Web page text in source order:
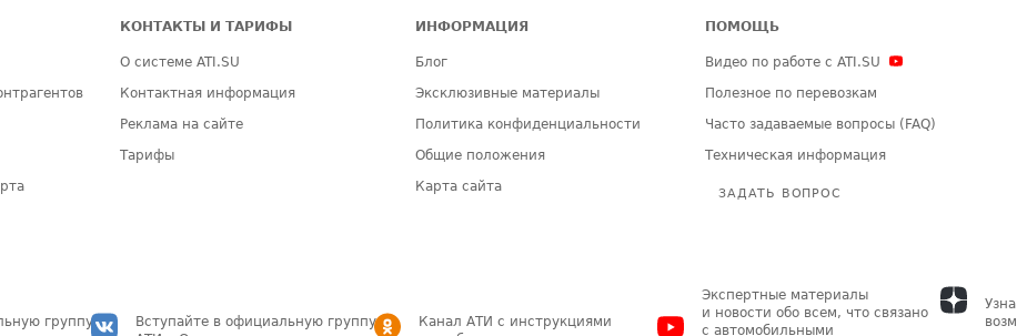
КОНТАКТЫ И ТАРИФЫ
О системе ATI.SU
Контактная информация
Реклама на сайте
Тарифы
ИНФОРМАЦИЯ
Блог
Эксклюзивные материалы
Политика конфиденциальности
Общие положения
Карта сайта
ПОМОЩЬ
Видео по работе с ATI.SU
Полезное по перевозкам
Часто задаваемые вопросы (FAQ)
Техническая информация
ЗАДАТЬ ВОПРОС
группу
Вступайте в официальную группу
Канал АТИ с инструкциями
Экспертные материалы
и новости обо всем, что связано
с автомобильными